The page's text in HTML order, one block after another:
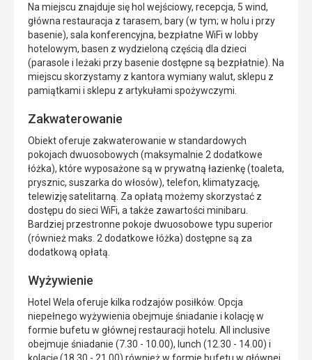
Na miejscu znajduje się hol wejściowy, recepcja, 5 wind,
główna restauracja z tarasem, bary (w tym; w holu i przy
basenie), sala konferencyjna, bezpłatne WiFi w lobby
hotelowym, basen z wydzieloną częścią dla dzieci
(parasole i leżaki przy basenie dostępne są bezpłatnie). Na
miejscu skorzystamy z kantora wymiany walut, sklepu z
pamiątkami i sklepu z artykułami spożywczymi.
Zakwaterowanie
Obiekt oferuje zakwaterowanie w standardowych
pokojach dwuosobowych (maksymalnie 2 dodatkowe
łóżka), które wyposażone są w prywatną łazienkę (toaleta,
prysznic, suszarka do włosów), telefon, klimatyzację,
telewizję satelitarną. Za opłatą możemy skorzystać z
dostępu do sieci WiFi, a także zawartości minibaru.
Bardziej przestronne pokoje dwuosobowe typu superior
(również maks. 2 dodatkowe łóżka) dostępne są za
dodatkową opłatą.
Wyżywienie
Hotel Wela oferuje kilka rodzajów posiłków. Opcja
niepełnego wyżywienia obejmuje śniadanie i kolację w
formie bufetu w głównej restauracji hotelu. All inclusive
obejmuje śniadanie (7.30 - 10.00), lunch (12.30 - 14.00) i
kolację (18.30 - 21.00) również w formie bufetu w głównej